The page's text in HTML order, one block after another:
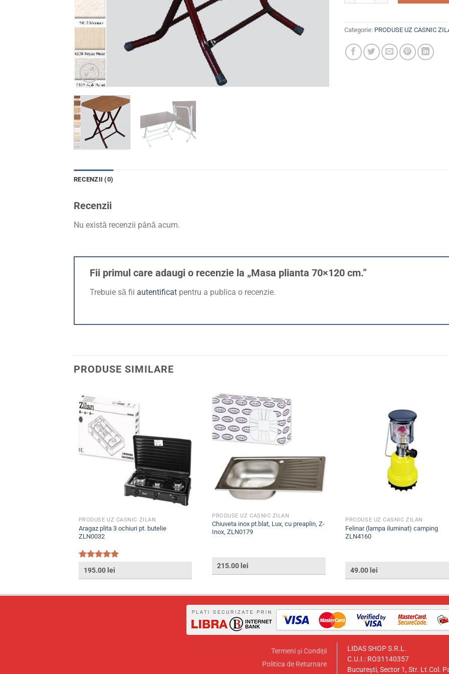
Categorie: PRODUSE UZ CASNIC
RECENZII (0)
Recenzii
Nu există recenzii până acum.
Fii primul care adaugi o recenzie la „Masa plianta 70×120 cm.”
Trebuie să fii autentificat pentru a publica o recenzie.
PRODUSE SIMILARE
PRODUSE UZ CASNIC ZILAN
Aragaz plita 3 ochiuri pt. butelie
ZLN0032
Evaluat la
5.00din 5
195.00 lei
PRODUSE UZ CASNIC ZILAN
Chiuveta inox pt.blat, Lux, cu preaplin, Z-
Inox, ZLN0179
215.00 lei
PRODUSE UZ CASNIC ZILAN
Felinar (lampa iluminat) camping
ZLN4160
49.00 lei
Termeni și Condiții
Politica de Returnare
LIDAS SHOP S.R.L.
C.U.I.: RO31140357
București, Sector 1, Str. Lt.Col.